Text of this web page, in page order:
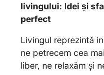
livingului: Idei și
perfect
Livingul reprezintă
ne petrecem cea
liber, ne relaxăm și